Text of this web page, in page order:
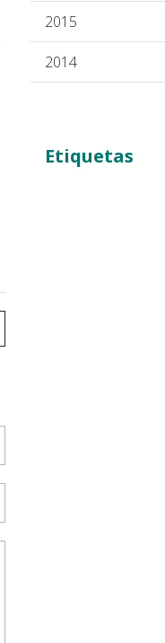
2015
2014
Etiquetas